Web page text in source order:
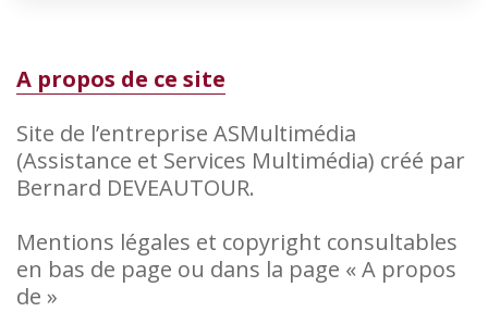
A propos de ce site
Site de l’entreprise ASMultimédia
(Assistance et Services Multimédia) créé par
Bernard DEVEAUTOUR.
Mentions légales et copyright consultables
en bas de page ou dans la page « A propos
de »